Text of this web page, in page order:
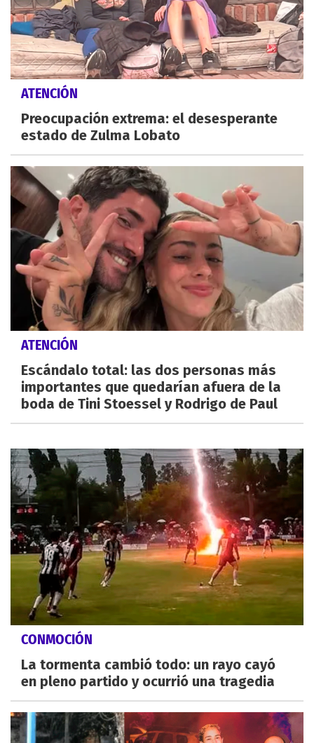
ATENCIÓN
Preocupación extrema: el desesperante
estado de Zulma Lobato
ATENCIÓN
Escándalo total: las dos personas más
importantes que quedarían afuera de la
boda de Tini Stoessel y Rodrigo de Paul
CONMOCIÓN
La tormenta cambió todo: un rayo cayó
en pleno partido y ocurrió una tragedia